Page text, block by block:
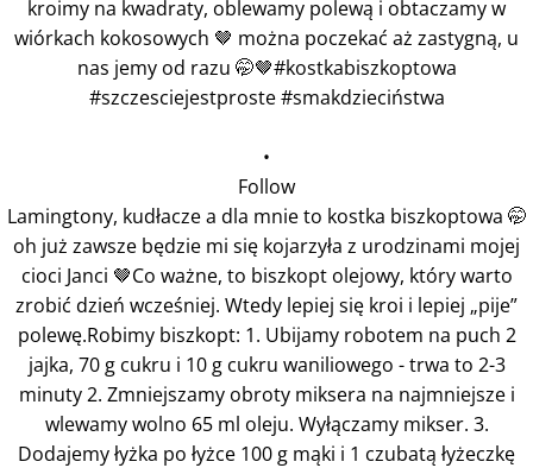
•
Follow
Lamingtony, kudłacze a dla mnie to kostka biszkoptowa 🤭
oh już zawsze będzie mi się kojarzyła z urodzinami mojej
cioci Janci 🤎Co ważne, to biszkopt olejowy, który warto
zrobić dzień wcześniej. Wtedy lepiej się kroi i lepiej „pije”
polewę.Robimy biszkopt: 1. Ubijamy robotem na puch 2
jajka, 70 g cukru i 10 g cukru waniliowego - trwa to 2-3
minuty 2. Zmniejszamy obroty miksera na najmniejsze i
wlewamy wolno 65 ml oleju. Wyłączamy mikser. 3.
Dodajemy łyżka po łyżce 100 g mąki i 1 czubatą łyżeczkę